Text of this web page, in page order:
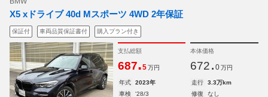
X5 xドライブ 40d Mスポーツ 4WD 2年保証
保証付 車両品質保証書付 購入プラン付き
支払総額
687.5 万円
本体価格
672. 0 万円
年式 2023年 走行
3.3万km
車検
'28/3 修復
なし